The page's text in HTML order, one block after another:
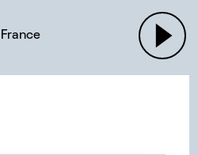
EMISSIONS |
PODCASTS